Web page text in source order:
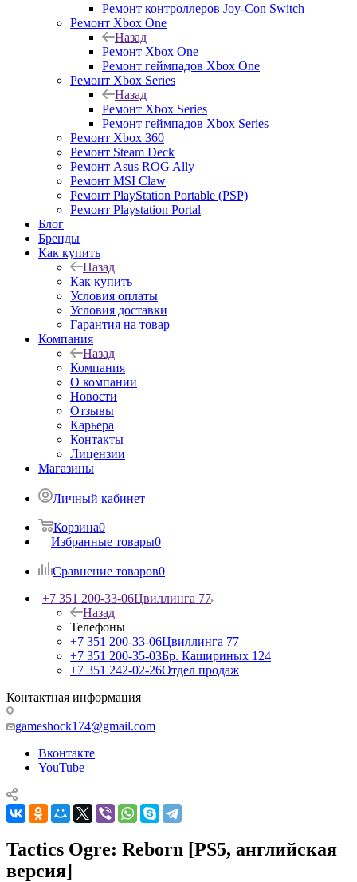
Ремонт контроллеров Joy-Con Switch
Ремонт Xbox One
Назад
Ремонт Xbox One
Ремонт геймпадов Xbox One
Ремонт Xbox Series
Назад
Ремонт Xbox Series
Ремонт геймпадов Xbox Series
Ремонт Xbox 360
Ремонт Steam Deck
Ремонт Asus ROG Ally
Ремонт MSI Claw
Ремонт PlayStation Portable (PSP)
Ремонт Playstation Portal
Блог
Бренды
Как купить
Назад
Как купить
Условия оплаты
Условия доставки
Гарантия на товар
Компания
Назад
Компания
О компании
Новости
Отзывы
Карьера
Контакты
Лицензии
Магазины
Личный кабинет
Корзина0
Избранные товары0
Сравнение товаров0
+7 351 200-33-06Цвиллинга 77
Назад
Телефоны
+7 351 200-33-06Цвиллинга 77
+7 351 200-35-03Бр. Кашириных 124
+7 351 242-02-26Отдел продаж
Контактная информация
gameshock174@gmail.com
Вконтакте
YouTube
Tactics Ogre: Reborn [PS5, английская
версия]